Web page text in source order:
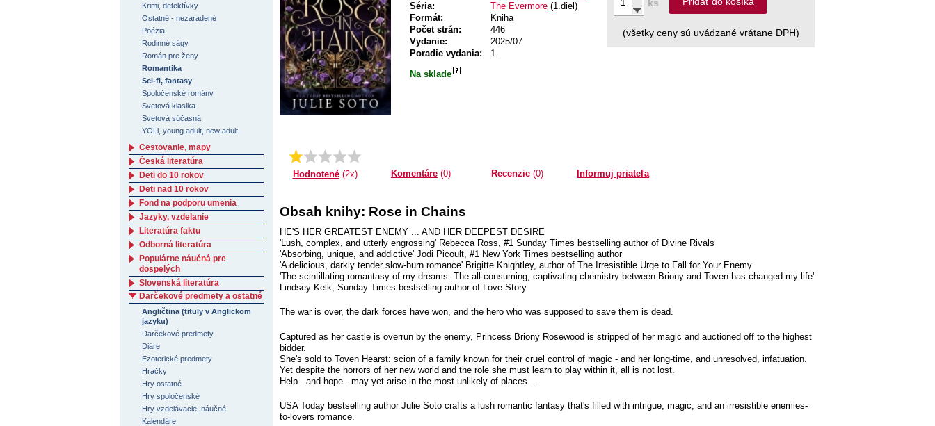
Séria:
The Evermore (1.diel)
Formát:
Kniha
Počet strán:
446
Vydanie:
2025/07
Poradie vydania:
1.
Na sklade
ks
(všetky ceny sú uvádzané vrátane DPH)
Priemer:
1.0
Hodnotené(2x) Komentáre (0) Recenzie(0) Informuj priateľa
Obsah knihy: Rose in Chains
HE'S HER GREATEST ENEMY ... AND HER DEEPEST DESIRE
'Lush, complex, and utterly engrossing' Rebecca Ross, #1 Sunday Times bestselling author of Divine Rivals
'Absorbing, unique, and addictive' Jodi Picoult, #1 New York Times bestselling author
'A delicious, darkly tender slow-burn romance' Brigitte Knightley, author of The Irresistible Urge to Fall for Your Enemy
'The scintillating romantasy of my dreams. The all-consuming, captivating chemistry between Briony and Toven has changed my life'
Lindsey Kelk, Sunday Times bestselling author of Love Story
The war is over, the dark forces have won, and the hero who was supposed to save them is dead.
Captured as her castle is overrun by the enemy, Princess Briony Rosewood is stripped of her magic and auctioned off to the highest
bidder.
She's sold to Toven Hearst: scion of a family known for their cruel control of magic - and her long-time, and unresolved, infatuation.
Yet despite the horrors of her new world and the role she must learn to play within it, all is not lost.
Help - and hope - may yet arise in the most unlikely of places...
USA Today bestselling author Julie Soto crafts a lush romantic fantasy that's filled with intrigue, magic, and an irresistible enemies-
to-lovers romance.
Krimi, detektívky
Ostatné - nezaradené
Poézia
Rodinné ságy
Román pre ženy
Romantika
Sci-fi, fantasy
Spoločenské romány
Svetová klasika
Svetová súčasná
YOLi, young adult, new adult
Cestovanie, mapy
Česká literatúra
Deti do 10 rokov
Deti nad 10 rokov
Fond na podporu umenia
Jazyky, vzdelanie
Literatúra faktu
Odborná literatúra
Populárne náučná pre
dospelých
Slovenská literatúra
Darčekové predmety a ostatné
Angličtina (tituly v Anglickom
jazyku)
Darčekové predmety
Diáre
Ezoterické predmety
Hračky
Hry ostatné
Hry spoločenské
Hry vzdelávacie, náučné
Kalendáre